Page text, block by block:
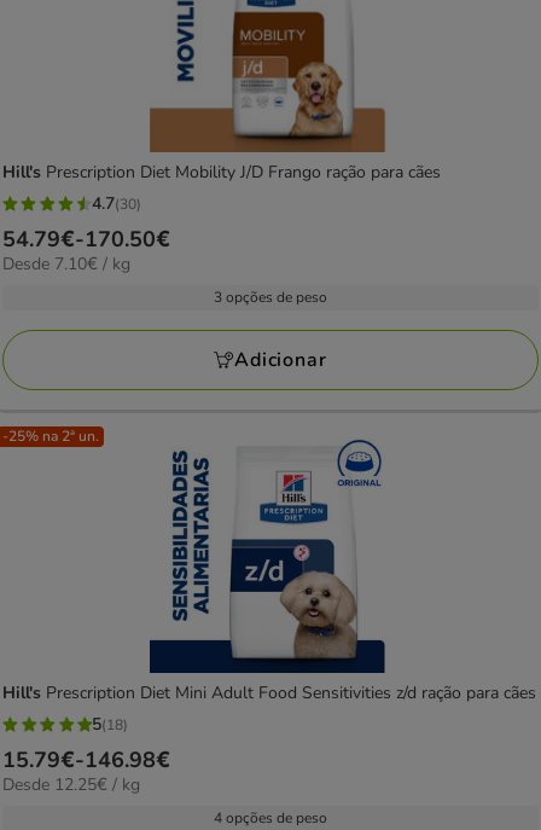
Hill's Prescription Diet Mobility J/D Frango ração para cães
4.7
estrelas
com
avaliações
4.7(30)
Preço
de
170.50€
54.79€-170.50€
7.10€
Desde 7.10€ / kg
3 opções de peso
Adicionar
-25% na 2ª un.
Hill's Prescription Diet Mini Adult Food Sensitivities z/d ração para cães
5
estrelas
com
5(18)
Preço
de
15.79€-146.98€
12.25€
Desde 12.25€ / kg
4 opções de peso